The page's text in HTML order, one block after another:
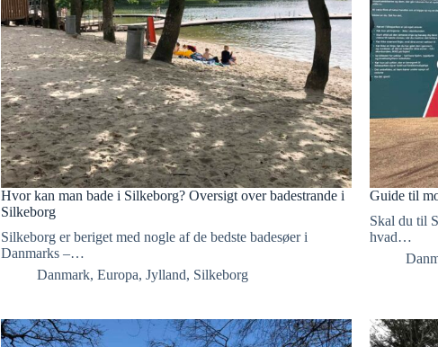
Hvor kan man bade i Silkeborg? Oversigt over badestrande i
Silkeborg
Silkeborg er beriget med nogle af de bedste badesøer i
Danmarks –…
Danmark, Europa, Jylland, Silkeborg
Guide til
Skal du til
hvad…